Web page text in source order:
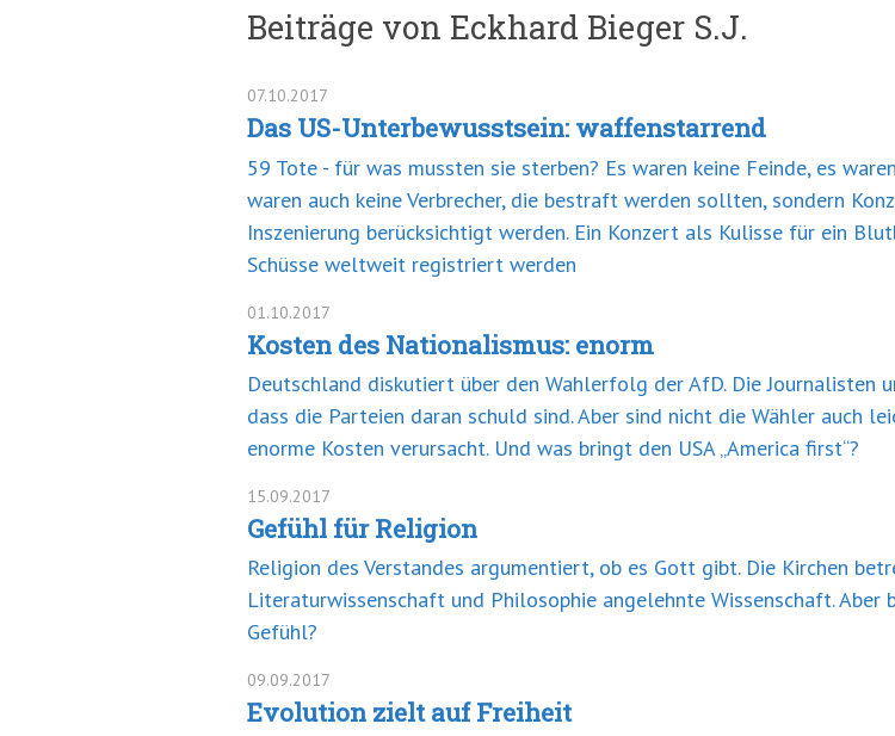
Beiträge von Eckhard Bieger S.J.
07.10.2017
Das US-Unterbewusstsein: waffenstarrend
59 Tote - für was mussten sie sterben? Es waren keine Feinde, es
waren auch keine Verbrecher, die bestraft werden sollten, sondern
Inszenierung berücksichtigt werden. Ein Konzert als Kulisse für ein
Schüsse weltweit registriert werden
01.10.2017
Kosten des Nationalismus: enorm
Deutschland diskutiert über den Wahlerfolg der AfD. Die Journalisten
dass die Parteien daran schuld sind. Aber sind nicht die Wähler auch
enorme Kosten verursacht. Und was bringt den USA „America first“?
15.09.2017
Gefühl für Religion
Religion des Verstandes argumentiert, ob es Gott gibt. Die Kirchen
Literaturwissenschaft und Philosophie angelehnte Wissenschaft.
Gefühl?
09.09.2017
Evolution zielt auf Freiheit